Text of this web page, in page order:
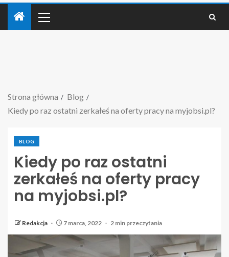
Strona główna
Blog
Kiedy po raz ostatni zerkałeś na oferty pracy na myjobsi.pl?
BLOG
Kiedy po raz ostatni
zerkałeś na oferty pracy
na myjobsi.pl?
Redakcja 7 marca, 2022 2 min przeczytania